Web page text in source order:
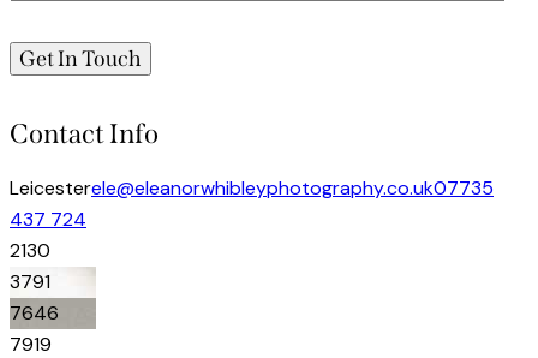
Contact Info
Leicesterele@eleanorwhibleyphotography.co.uk07735
437 724
2130
3791
7646
7919